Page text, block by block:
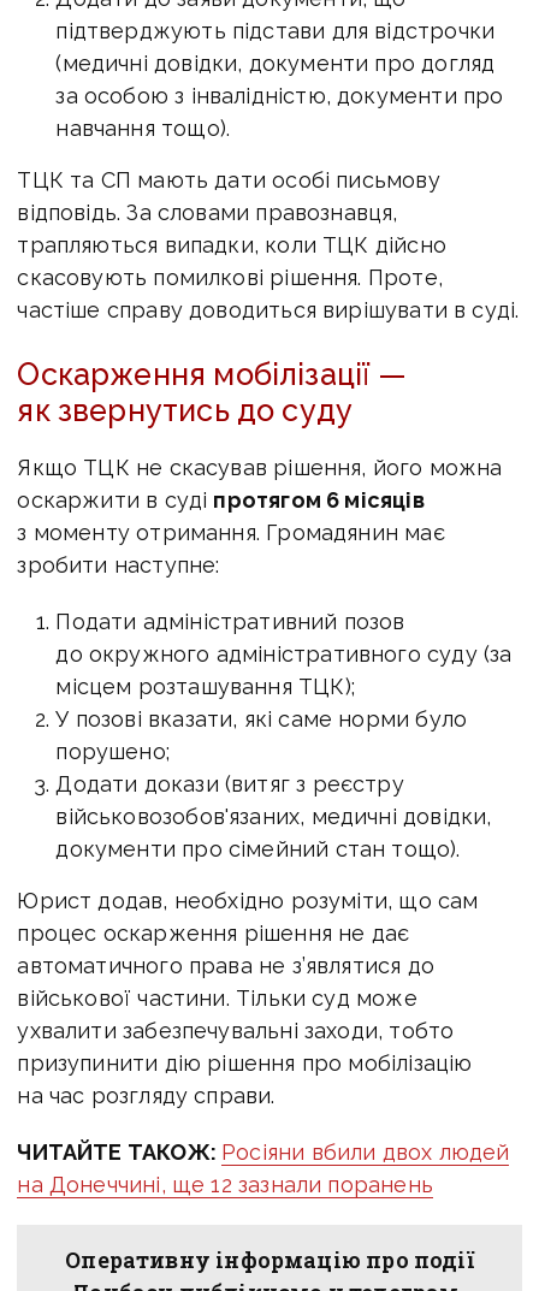
підтверджують підстави для відстрочки
(медичні довідки, документи про догляд
за особою з інвалідністю, документи про
навчання тощо).
ТЦК та СП мають дати особі письмову
відповідь. За словами правознавця,
трапляються випадки, коли ТЦК дійсно
скасовують помилкові рішення. Проте,
частіше справу доводиться вирішувати в суді.
Оскарження мобілізації —
як звернутись до суду
Якщо ТЦК не скасував рішення, його можна
оскаржити в суді протягом 6 місяців
з моменту отримання. Громадянин має
зробити наступне:
Подати адміністративний позов
до окружного адміністративного суду (за
місцем розташування ТЦК);
У позові вказати, які саме норми було
порушено;
Додати докази (витяг з реєстру
військовозобов'язаних, медичні довідки,
документи про сімейний стан тощо).
Юрист додав, необхідно розуміти, що сам
процес оскарження рішення не дає
автоматичного права не з’являтися до
військової частини. Тільки суд може
ухвалити забезпечувальні заходи, тобто
призупинити дію рішення про мобілізацію
на час розгляду справи.
ЧИТАЙТЕ ТАКОЖ: Росіяни вбили двох людей
на Донеччині, ще 12 зазнали поранень
Оперативну інформацію про події